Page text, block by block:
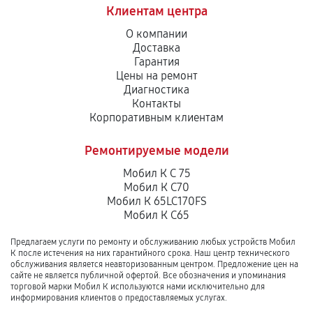
Клиентам центра
О компании
Доставка
Гарантия
Цены на ремонт
Диагностика
Контакты
Корпоративным клиентам
Ремонтируемые модели
Мобил К С 75
Мобил К С70
Мобил К 65LC170FS
Мобил К С65
Предлагаем услуги по ремонту и обслуживанию любых устройств Мобил
К после истечения на них гарантийного срока. Наш центр технического
обслуживания является неавторизованным центром. Предложение цен на
сайте не является публичной офертой. Все обозначения и упоминания
торговой марки Мобил К используются нами исключительно для
информирования клиентов о предоставляемых услугах.